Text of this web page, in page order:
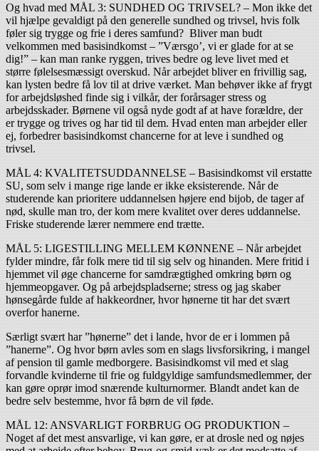
Og hvad med MÅL 3: SUNDHED OG TRIVSEL? – Mon ikke det
vil hjælpe gevaldigt på den generelle sundhed og trivsel, hvis folk
føler sig trygge og frie i deres samfund? Bliver man budt
velkommen med basisindkomst – ”Værsgo’, vi er glade for at se
dig!” – kan man ranke ryggen, trives bedre og leve livet med et
større følelsesmæssigt overskud. Når arbejdet bliver en frivillig sag,
kan lysten bedre få lov til at drive værket. Man behøver ikke af frygt
for arbejdsløshed finde sig i vilkår, der forårsager stress og
arbejdsskader. Børnene vil også nyde godt af at have forældre, der
er trygge og trives og har tid til dem. Hvad enten man arbejder eller
ej, forbedrer basisindkomst chancerne for at leve i sundhed og
trivsel.
MÅL 4: KVALITETSUDDANNELSE – Basisindkomst vil erstatte
SU, som selv i mange rige lande er ikke eksisterende. Når de
studerende kan prioritere uddannelsen højere end bijob, de tager af
nød, skulle man tro, der kom mere kvalitet over deres uddannelse.
Friske studerende lærer nemmere end trætte.
MÅL 5: LIGESTILLING MELLEM KØNNENE – Når arbejdet
fylder mindre, får folk mere tid til sig selv og hinanden. Mere fritid i
hjemmet vil øge chancerne for samdræg­tighed omkring børn og
hjemmeopgaver. Og på arbejdspladserne; stress og jag skaber
hønsegårde fulde af hakkeordner, hvor hønerne tit har det svært
overfor hanerne.
Særligt svært har ”hønerne” det i lande, hvor de er i lommen på
”hanerne”. Og hvor børn avles som en slags livsforsikring, i mangel
af pension til gamle medborgere. Basisindkomst vil med et slag
forvandle kvinderne til frie og fuldgyldige samfundsmedlemmer, der
kan gøre oprør imod snærende kulturnormer. Blandt andet kan de
bedre selv bestemme, hvor få børn de vil føde.
MÅL 12: ANSVARLIGT FORBRUG OG PRODUKTION –
Noget af det mest ansvarlige, vi kan gøre, er at drosle ned og nøjes